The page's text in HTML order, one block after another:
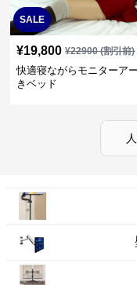
SALE
¥19,800 ¥22900(割引前)
快適寝ながらモニターア
きベッド